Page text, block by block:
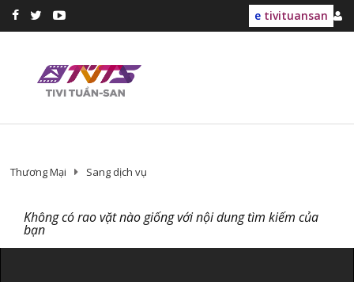
e tivituansan
Thương Mại Sang dịch vụ
Không có rao vặt nào giống với nội dung tìm kiếm của
bạn